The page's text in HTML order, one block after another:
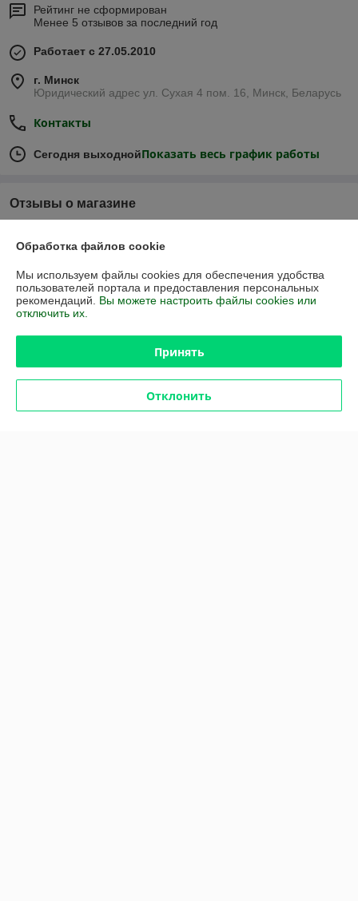
Рейтинг не сформирован
Менее 5 отзывов за последний год
Работает с 27.05.2010
г. Минск
Юридический адрес ул. Сухая 4 пом. 16, Минск, Беларусь
Контакты
Сегодня выходнойПоказать весь график работы
Отзывы о магазине
07.05.2026
Отлично
Отлично
Обработка файлов cookie
Мы используем файлы cookies для обеспечения удобства
пользователей портала и предоставления персональных
рекомендаций. Вы можете настроить файлы cookies или
отключить их.
Принять
Отклонить